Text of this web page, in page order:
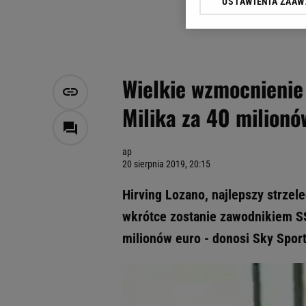
Wielkie
Milika za 40
ap
20 sierpnia 2019, 20:15
Hirving Lozano, najlepszy
wkrótce zostanie zawodnikiem
milionów euro - donosi Sky
Klikając „Akceptuję”
Zaufanych Partnerów i
My, nasi Zaufani
Użycie dokładnych
Przechowywanie